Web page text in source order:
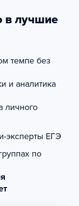
в лучшие
темпе без
и аналитика
личного
эксперты ЕГЭ
по